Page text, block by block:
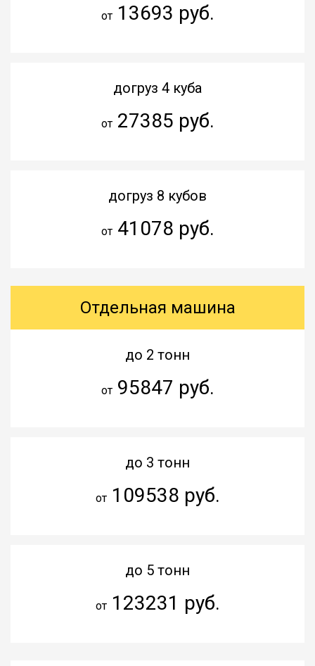
от13693 руб.
догруз 4 куба
от27385 руб.
догруз 8 кубов
от41078 руб.
Отдельная машина
до 2 тонн
от95847 руб.
до 3 тонн
от109538 руб.
до 5 тонн
от123231 руб.